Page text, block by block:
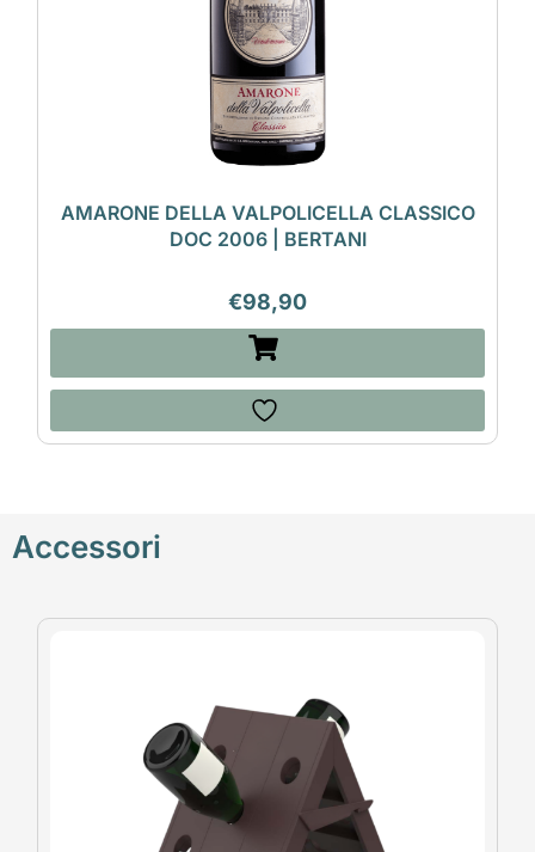
AMARONE DELLA VALPOLICELLA CLASSICO
DOC 2006 | BERTANI
€98,90
Accessori